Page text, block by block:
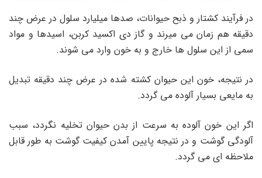
در فرآیند کشتار و ذبح حیوانات، صدها میلیارد سلول در عرض چند
دقیقه هم زمان می میرند و گاز دی اکسید کربن، اسیدها و مواد
سمی از این سلول ها خارج و به خون وارد می شوند.
در نتیجه، خون این حیوان کشته شده در عرض چند دقیقه تبدیل
به مایعی بسیار آلوده می گردد.
اگر این خون آلوده به سرعت از بدن حیوان تخلیه نگردد، سبب
آلودگی گوشت و در نتیجه پایین آمدن کیفیت گوشت به طور قابل
ملاحظه ای می گردد.